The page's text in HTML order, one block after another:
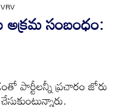
సంబంధం:
పార్టీలన్నీ ప్రచారం జోరు